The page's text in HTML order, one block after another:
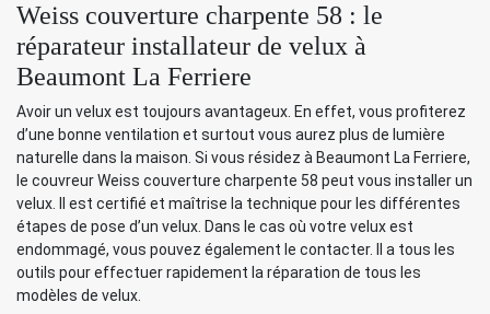
Weiss couverture charpente 58 : le
réparateur installateur de velux à
Beaumont La Ferriere
Avoir un velux est toujours avantageux. En effet, vous profiterez
d’une bonne ventilation et surtout vous aurez plus de lumière
naturelle dans la maison. Si vous résidez à Beaumont La Ferriere,
le couvreur Weiss couverture charpente 58 peut vous installer un
velux. Il est certifié et maîtrise la technique pour les différentes
étapes de pose d’un velux. Dans le cas où votre velux est
endommagé, vous pouvez également le contacter. Il a tous les
outils pour effectuer rapidement la réparation de tous les
modèles de velux.